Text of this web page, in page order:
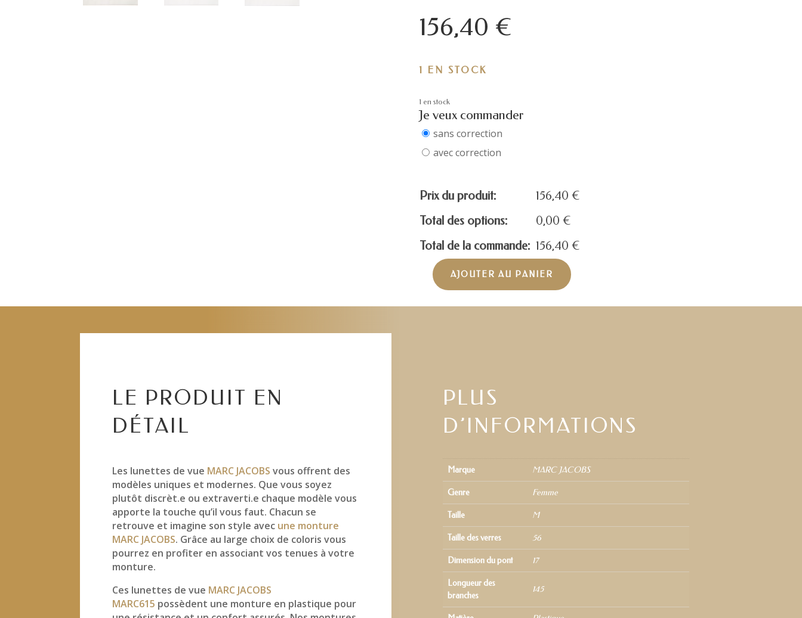
156,40 €
1 EN STOCK
1 en stock
Je veux commander
sans correction
avec correction
Prix du produit: 156,40 €
Total des options:
0,00 €
Total de la commande: 156,40 €
quantité
MARC
AJOUTER AU PANIER
LE PRODUIT EN
DÉTAIL
Les lunettes de vue MARC JACOBS vous offrent des
modèles uniques et modernes. Que vous soyez
plutôt discrèt.e ou extraverti.e chaque modèle vous
apporte la touche qu’il vous faut. Chacun se
retrouve et imagine son style avec une monture
MARC JACOBS. Grâce au large choix de coloris vous
pourrez en profiter en associant vos tenues à votre
monture.
Ces lunettes de vue MARC JACOBS
MARC615 possèdent une monture en plastique pour
PLUS
D’INFORMATIONS
Marque MARC JACOBS
Genre Femme
Taille M
Taille des verres 56
Dimension du pont 17
Longueur des
branches
145